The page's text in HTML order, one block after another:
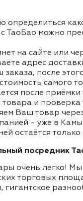
определиться
ТаоБао можно
на сайте или
адрес
после
самого
после
товара и
Ваш товар
- уже в
остаётся
посредник
очень легко!
торговых
гигантское